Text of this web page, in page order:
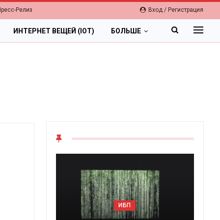
Вход / Регистрация
Релиз
ИНТЕРНЕТ ВЕЩЕЙ (IOT) БОЛЬШЕ
ИБП